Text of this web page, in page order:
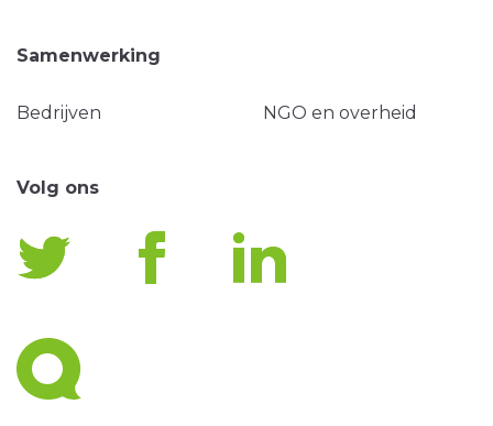
Samenwerking
Bedrijven NGO en overheid
Volg ons